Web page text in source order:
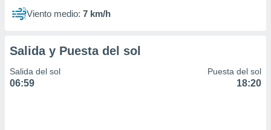
1199
Viento medio: 7 km/h
Salida y Puesta del sol
Salida del sol
06:59
Puesta del sol
18:20